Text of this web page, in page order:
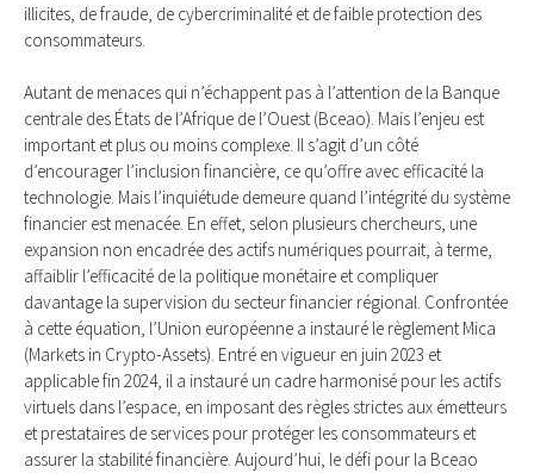
illicites, de fraude, de cybercriminalité et de faible protection des
consommateurs.
Autant de menaces qui n’échappent pas à l’attention de la Banque
centrale des États de l’Afrique de l’Ouest (Bceao). Mais l’enjeu est
important et plus ou moins complexe. Il s’agit d’un côté
d’encourager l’inclusion financière, ce qu’offre avec efficacité la
technologie. Mais l’inquiétude demeure quand l’intégrité du système
financier est menacée. En effet, selon plusieurs chercheurs, une
expansion non encadrée des actifs numériques pourrait, à terme,
affaiblir l’efficacité de la politique monétaire et compliquer
davantage la supervision du secteur financier régional. Confrontée
à cette équation, l’Union européenne a instauré le règlement Mica
(Markets in Crypto-Assets). Entré en vigueur en juin 2023 et
applicable fin 2024, il a instauré un cadre harmonisé pour les actifs
virtuels dans l’espace, en imposant des règles strictes aux émetteurs
et prestataires de services pour protéger les consommateurs et
assurer la stabilité financière. Aujourd’hui, le défi pour la Bceao